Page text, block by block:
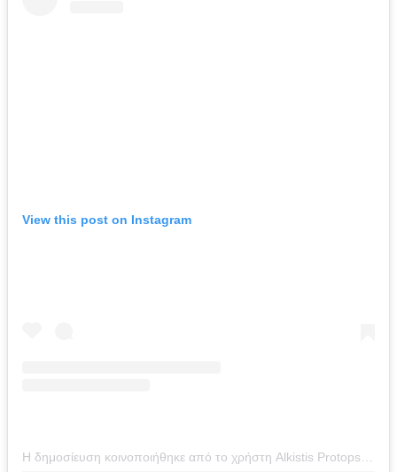
View this post on Instagram
Η δημοσίευση κοινοποιήθηκε από το χρήστη Alkistis Protopsalti -Greece (@alkistisprotopsalti)